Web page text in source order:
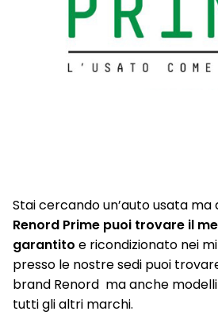
Stai cercando un’auto usata ma
Renord Prime puoi trovare il
garantito e ricondizionato nei
presso le nostre sedi puoi
brand Renord ma anche
tutti gli altri marchi.